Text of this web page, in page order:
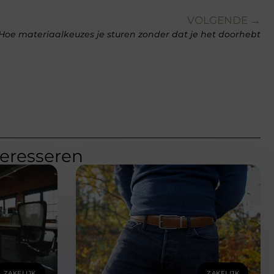
VOLGENDE →
materiaalkeuzes je sturen zonder dat je het doorhebt